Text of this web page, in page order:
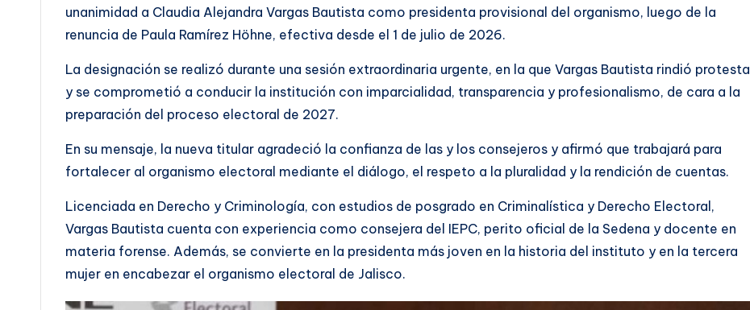
unanimidad a Claudia Alejandra Vargas Bautista como presidenta provisional del organismo, luego de la
renuncia de Paula Ramírez Höhne, efectiva desde el 1 de julio de 2026.
La designación se realizó durante una sesión extraordinaria urgente, en la que Vargas Bautista rindió protesta
y se comprometió a conducir la institución con imparcialidad, transparencia y profesionalismo, de cara a la
preparación del proceso electoral de 2027.
En su mensaje, la nueva titular agradeció la confianza de las y los consejeros y afirmó que trabajará para
fortalecer al organismo electoral mediante el diálogo, el respeto a la pluralidad y la rendición de cuentas.
Licenciada en Derecho y Criminología, con estudios de posgrado en Criminalística y Derecho Electoral,
Vargas Bautista cuenta con experiencia como consejera del IEPC, perito oficial de la Sedena y docente en
materia forense. Además, se convierte en la presidenta más joven en la historia del instituto y en la tercera
mujer en encabezar el organismo electoral de Jalisco.